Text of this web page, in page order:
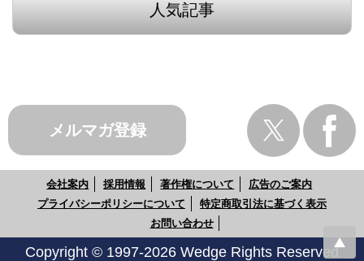
人気記事
メルマガ登録
会社案内 採用情報 著作権について
広告のご案内
プライバシーポリシーについて
特定商取引法に基づく表示
お問い合わせ
Copyright © 1997-2026 Wedge Rights Reserved